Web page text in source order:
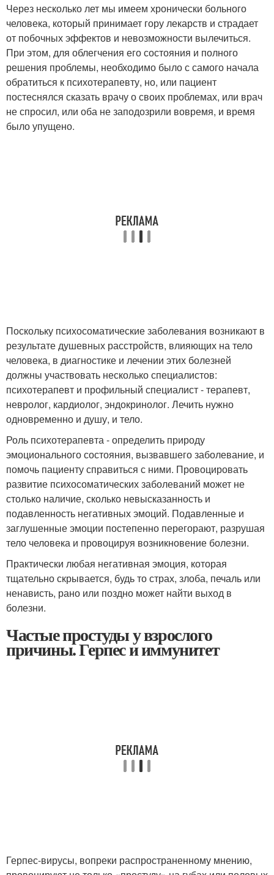
Через несколько лет мы имеем хронически больного
человека, который принимает гору лекарств и страдает
от побочных эффектов и невозможности вылечиться.
При этом, для облегчения его состояния и полного
решения проблемы, необходимо было с самого начала
обратиться к психотерапевту, но, или пациент
постеснялся сказать врачу о своих проблемах, или врач
не спросил, или оба не заподозрили вовремя, и время
было упущено.
Поскольку психосоматические заболевания возникают в
результате душевных расстройств, влияющих на тело
человека, в диагностике и лечении этих болезней
должны участвовать несколько специалистов:
психотерапевт и профильный специалист - терапевт,
невролог, кардиолог, эндокринолог. Лечить нужно
одновременно и душу, и тело.
Роль психотерапевта - определить природу
эмоционального состояния, вызвавшего заболевание, и
помочь пациенту справиться с ними. Провоцировать
развитие психосоматических заболеваний может не
столько наличие, сколько невысказанность и
подавленность негативных эмоций. Подавленные и
заглушенные эмоции постепенно перегорают, разрушая
тело человека и провоцируя возникновение болезни.
Практически любая негативная эмоция, которая
тщательно скрывается, будь то страх, злоба, печаль или
ненависть, рано или поздно может найти выход в
болезни.
Частые простуды у взрослого
причины. Герпес и иммунитет
Герпес-вирусы, вопреки распространенному мнению,